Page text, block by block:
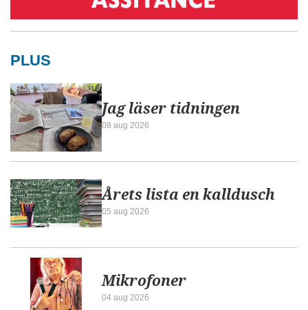
PLUS
Jag läser tidningen
08 aug 2026
Årets lista en kalldusch
05 aug 2026
Mikrofoner
04 aug 2026